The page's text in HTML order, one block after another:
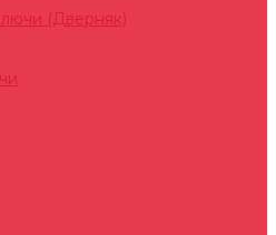
(Дверняк)